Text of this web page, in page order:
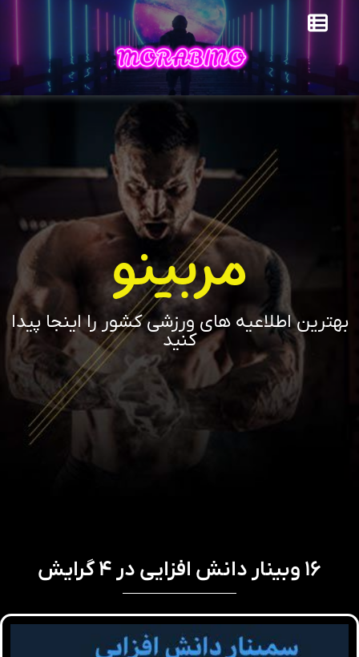
مربینو
بهترین اطلاعیه های ورزشی کشور را اینجا پیدا
کنید
۱۶ وبینار دانش افزایی در ۴ گرایش